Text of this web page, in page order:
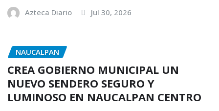
Azteca Diario Jul 30, 2026
NAUCALPAN
CREA GOBIERNO MUNICIPAL UN
NUEVO SENDERO SEGURO Y
LUMINOSO EN NAUCALPAN CENTRO